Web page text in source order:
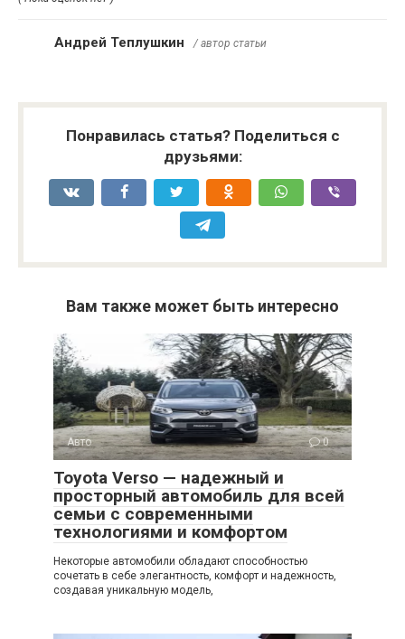
Андрей Теплушкин / автор статьи
Понравилась статья? Поделиться с
друзьями:
Вам также может быть интересно
Авто 0
Toyota Verso — надежный и
просторный автомобиль для всей
семьи с современными
технологиями и комфортом
Некоторые автомобили обладают способностью
сочетать в себе элегантность, комфорт и надежность,
создавая уникальную модель,